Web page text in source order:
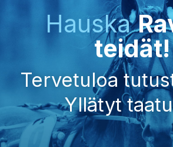
Hauska
teidät!
Tervetuloa
Yllätyt